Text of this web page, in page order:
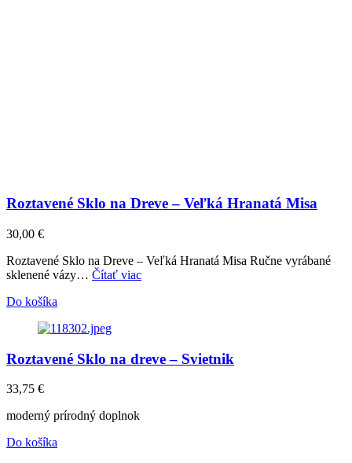
Roztavené Sklo na Dreve – Veľká Hranatá Misa
30,00 €
Roztavené Sklo na Dreve – Veľká Hranatá Misa Ručne vyrábané
sklenené vázy… Čítať viac
Do košíka
Roztavené Sklo na dreve – Svietnik
33,75 €
moderný prírodný doplnok
Do košíka